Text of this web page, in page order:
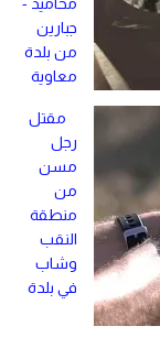
جبارين
من بلدة
معاوية
مقتل
رجل
مسن
من
منطقة
النقب
وشاب
في بلدة